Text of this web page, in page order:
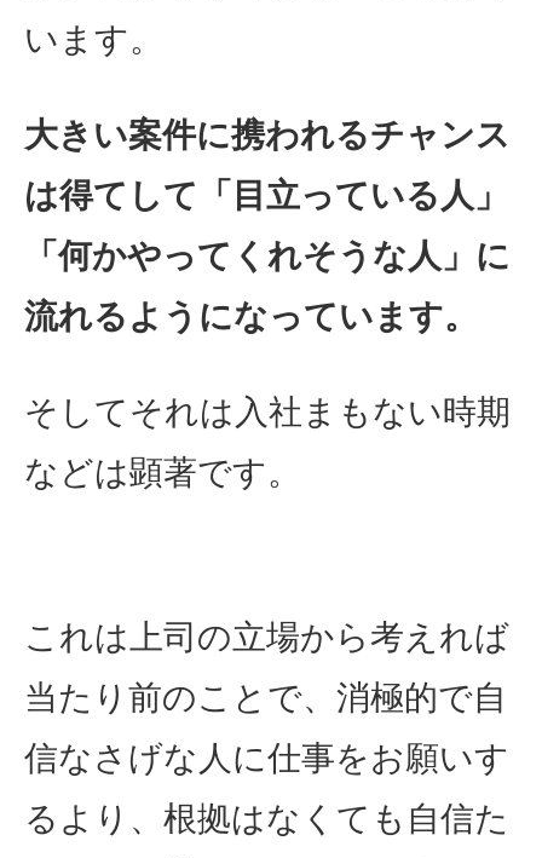
います。
大きい案件に携われるチャンス
は得てして「目立っている人」
「何かやってくれそうな人」に
流れるようになっています。
そしてそれは入社まもない時期
などは顕著です。
これは上司の立場から考えれば
当たり前のことで、消極的で自
信なさげな人に仕事をお願いす
るより、根拠はなくても自信た